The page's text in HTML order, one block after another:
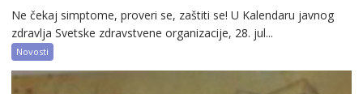
Ne čekaj simptome, proveri se, zaštiti se! U Kalendaru javnog
zdravlja Svetske zdravstvene organizacije, 28. jul...
Novosti